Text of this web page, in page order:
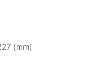
(mm)